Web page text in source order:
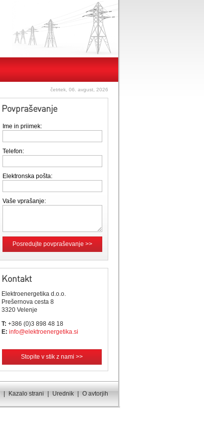
četrtek, 06. avgust, 2026
Povpraševanje
Ime in priimek:
Telefon:
Elektronska pošta:
Vaše vprašanje:
Posredujte povpraševanje >>
Kontakt
Elektroenergetika d.o.o.
Prešernova cesta 8
3320 Velenje
T: +386 (0)3 898 48 18
E: info@elektroenergetika.si
Stopite v stik z nami >>
Kazalo strani Urednik O avtorjih